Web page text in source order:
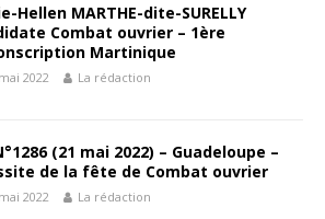
Hellen MARTHE-dite-SURELLY
Combat ouvrier – 1ère
Martinique
2022 La rédaction
(21 mai 2022) – Guadeloupe –
de la fête de Combat ouvrier
2022 La rédaction